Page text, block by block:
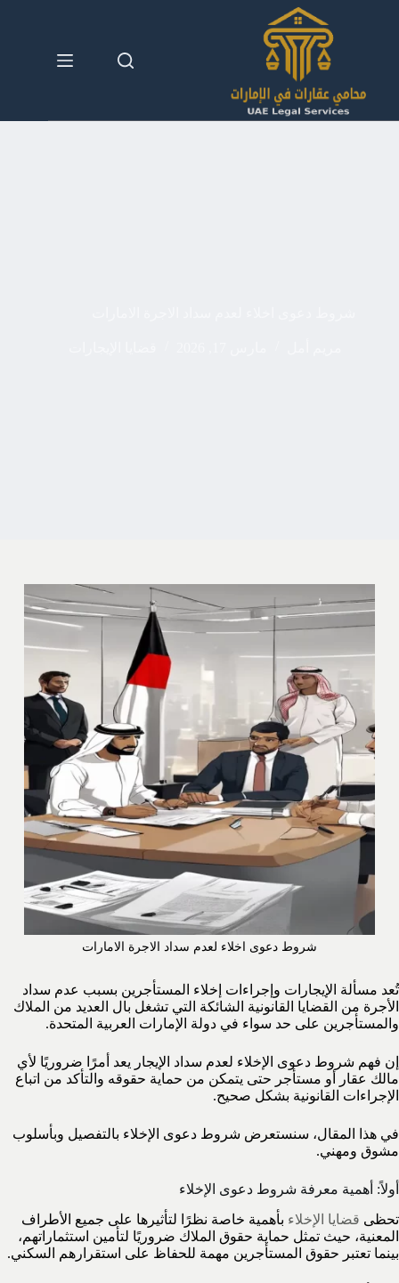
شروط دعوى اخلاء لعدم سداد الاجرة الامارات
تُعد مسألة الإيجارات وإجراءات إخلاء المستأجرين بسبب عدم سداد
الأجرة من القضايا القانونية الشائكة التي تشغل بال العديد من الملاك
والمستأجرين على حد سواء في دولة الإمارات العربية المتحدة.
إن فهم شروط دعوى الإخلاء لعدم سداد الإيجار يعد أمرًا ضروريًا لأي
مالك عقار أو مستأجر حتى يتمكن من حماية حقوقه والتأكد من اتباع
الإجراءات القانونية بشكل صحيح.
في هذا المقال، سنستعرض شروط دعوى الإخلاء بالتفصيل وبأسلوب
مشوق ومهني.
أولاً: أهمية معرفة شروط دعوى الإخلاء
تحظى قضايا الإخلاء بأهمية خاصة نظرًا لتأثيرها على جميع الأطراف
المعنية، حيث تمثل حماية حقوق الملاك ضروريًا لتأمين استثماراتهم،
بينما تعتبر حقوق المستأجرين مهمة للحفاظ على استقرارهم السكني.